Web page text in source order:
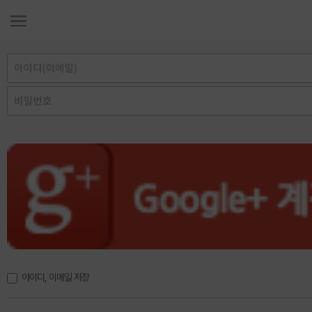
아이디, 이메일 저장